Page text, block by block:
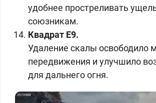
удобнее простреливать
союзникам.
Квадрат E9.
Удаление скалы освободило
передвижения и улучшило
для дальнего огня.